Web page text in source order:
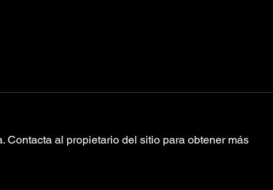
Contacta al propietario del sitio para obtener más